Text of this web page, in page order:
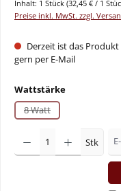
Inhalt: 1 Stück (32,45 € / 1
Preise inkl. MwSt. zzgl.
Derzeit ist das
gern per E-Mail
Wattstärkeauswählen
8 Watt(Diese Option ist
Stk